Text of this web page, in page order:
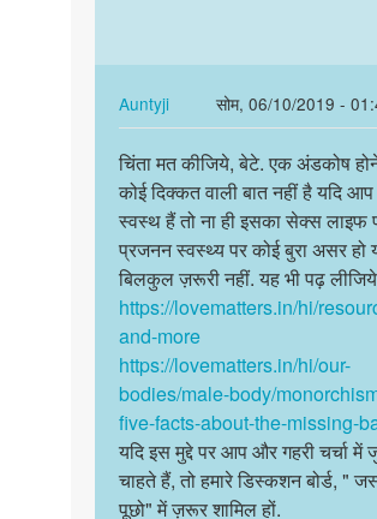
एक…
by
Auntyji
तो…
Auntyji
सोम, 06/10/2019 -
In
reply
to
मेरा
ऐक
अंडकोष
बडा
होगया
तो…
by
अज्ञात
चिंता
मत
कीजिये,
बेटे.
एक…
चिंता मत कीजिये, बेटे. एक अंडकोष
कोई दिक्कत वाली बात नहीं है यदि आप
स्वस्थ हैं तो ना ही इसका सेक्स लाइफ
प्रजनन स्वस्थ्य पर कोई बुरा असर हो
बिलकुल ज़रूरी नहीं. यह भी पढ़
https://lovematters.in/hi/
and-more
https://lovematters.in/hi/our-
bodies/male-body/
five-facts-about-the-missing-
यदि इस मुद्दे पर आप और गहरी चर्चा में
चाहते हैं, तो हमारे डिस्कशन बोर्ड, "
पूछो" में ज़रूर शामिल हों.